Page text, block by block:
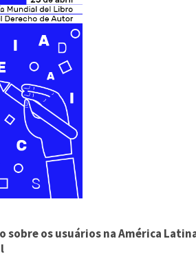
sobre os usuários na América